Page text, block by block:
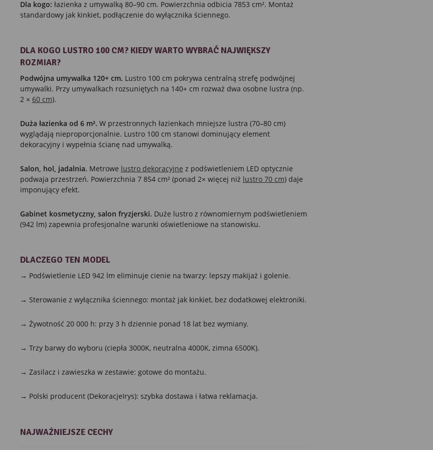
Dla kogo: łazienka z umywalką 80–90 cm. Powierzchnia odbicia 7853 cm². Montaż
standardowy jak kinkiet, podłączenie do wyłącznika ściennego.
DLA KOGO LUSTRO 100 CM? KIEDY WARTO WYBRAĆ NAJWIĘKSZY
ROZMIAR?
Podwójna umywalka 120+ cm. Lustro 100 cm pokrywa centralną strefę podwójnej
umywalki. Przy umywalkach rozsuniętych na 140+ cm rozważ dwa osobne lustra (np.
2 × 60 cm).
Duża łazienka od 6 m². W przestronnych łazienkach mniejsze lustra (70–80 cm)
wyglądają nieproporcjonalnie. Lustro 100 cm stanowi dominujący element
dekoracyjny i wypełnia ścianę nad umywalką.
Salon, hol, jadalnia. Metrowe lustro dekoracyjne z podświetleniem LED optycznie
podwaja przestrzeń. Powierzchnia 7 854 cm² (ponad 2× więcej niż lustro 70 cm) daje
imponujący efekt.
Gabinet kosmetyczny, salon fryzjerski. Duże lustro z równomiernym podświetleniem
(942 lm) zapewnia profesjonalne warunki oświetleniowe na stanowisku.
DLACZEGO TEN MODEL
→ Podświetlenie LED 942 lm eliminuje cienie na twarzy: lepszy makijaż i golenie.
→ Sterowanie z wyłącznika ściennego: montaż jak kinkiet, bez dodatkowej elektroniki.
→ Żywotność 20 000 h: przy 3 h dziennie ponad 18 lat bez wymiany.
→ Trzy barwy do wyboru (ciepła 3000K, neutralna 4000K, zimna 6500K).
→ Zasilacz i zawieszka w zestawie: gotowe do montażu.
→ Polski producent (DekoracjeIrys): szybka dostawa i łatwa reklamacja.
NAJWAŻNIEJSZE CECHY